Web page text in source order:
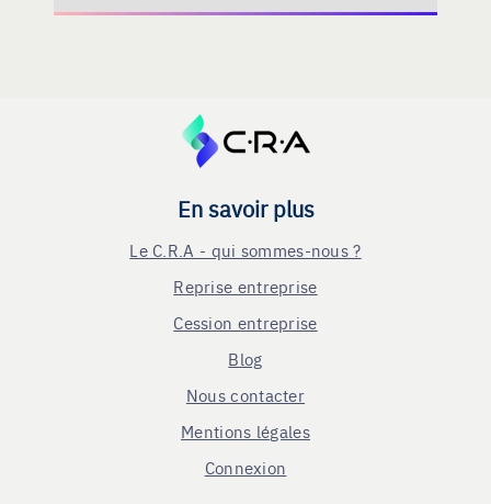
En savoir plus
Le C.R.A - qui sommes-nous ?
Reprise entreprise
Cession entreprise
Blog
Nous contacter
Mentions légales
Connexion